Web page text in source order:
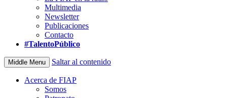
Multimedia
Newsletter
Publicaciones
Contacto
#TalentoPúblico
Middle Menu Saltar al contenido
Acerca de FIAP
Somos